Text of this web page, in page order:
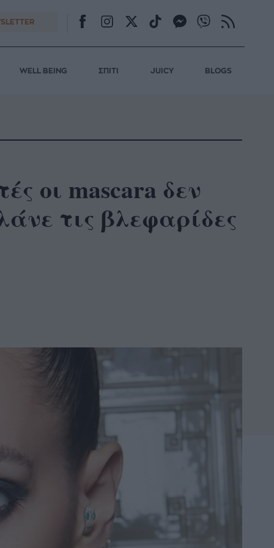
WELL BEING ΣΠΙΤΙ JUICY BLOGS
οι mascara δεν
τις βλεφαρίδες